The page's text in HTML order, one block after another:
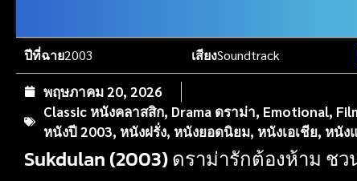
ปีที่ฉาย2003 เสียงSoundtrack
พฤษภาคม 20, 2026
Classic หนังคลาสสิก, Drama ดราม่า, Emotional,
หนังปี 2003, หนังฝรั่ง, หนังยอดนิยม, หนังเอเชีย, หนัง
Sukdulan (2003) ดราม่ารักต้องห้าม ช